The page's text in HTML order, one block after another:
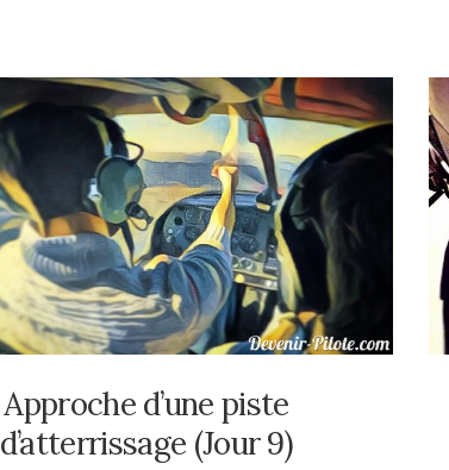
Approche d’une piste
d’atterrissage (Jour 9)